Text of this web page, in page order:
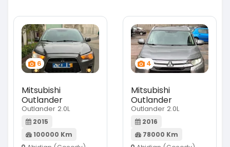
6
Mitsubishi
Outlander
Outlander 2.0L
2015
100000 Km
4
Mitsubishi
Outlander
Outlander 2.0L
2016
78000 Km